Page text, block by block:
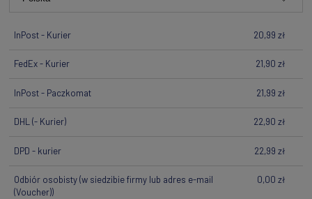
InPost - Kurier 20,99 zł
FedEx - Kurier 21,90 zł
InPost - Paczkomat 21,99 zł
DHL(- Kurier) 22,90 zł
DPD - kurier 22,99 zł
Odbiór osobisty(w siedzibie firmy lub adres e-mail
(Voucher))
0,00 zł